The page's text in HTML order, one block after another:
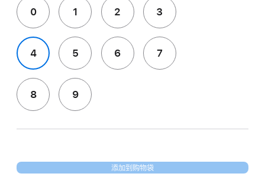
0 1 2 3
4 5 6 7
8 9
添加到购物袋